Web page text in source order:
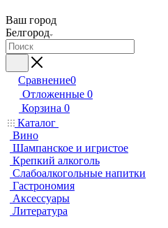
Ваш город
Белгород
Сравнение0
Отложенные 0
Корзина 0
Каталог
Вино
Шампанское и игристое
Крепкий алкоголь
Слабоалкогольные напитки
Гастрономия
Аксессуары
Литература